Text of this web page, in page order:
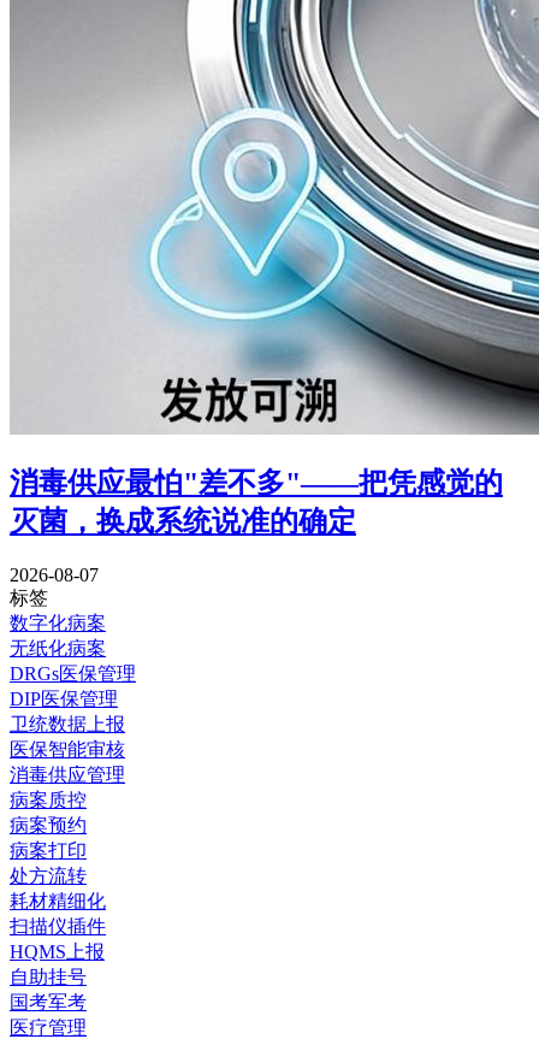
消毒供应最怕"差不多"——把凭感觉的
灭菌，换成系统说准的确定
2026-08-07
标签
数字化病案
无纸化病案
DRGs医保管理
DIP医保管理
卫统数据上报
医保智能审核
消毒供应管理
病案质控
病案预约
病案打印
处方流转
耗材精细化
扫描仪插件
HQMS上报
自助挂号
国考军考
医疗管理